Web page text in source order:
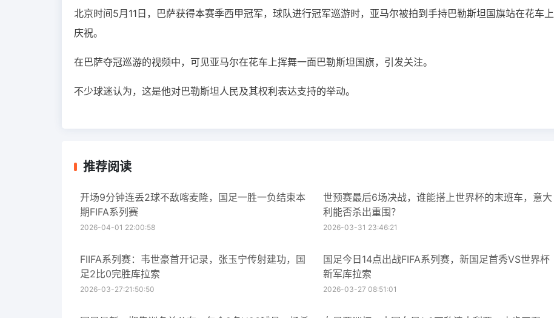
北京时间5月11日，巴萨获得本赛季西甲冠军，球队进行冠军巡游时，亚马尔被拍到手持巴勒斯坦国旗站在花车上
庆祝。
在巴萨夺冠巡游的视频中，可见亚马尔在花车上挥舞一面巴勒斯坦国旗，引发关注。
不少球迷认为，这是他对巴勒斯坦人民及其权利表达支持的举动。
推荐阅读
开场9分钟连丢2球不敌喀麦隆，国足一胜一负结束本
期FIFA系列赛
2026-04-01 22:00:58
世预赛最后6场决战，谁能搭上世界杯的末班车，意大
利能否杀出重围？
2026-03-31 23:46:21
FIIFA系列赛：韦世豪首开记录，张玉宁传射建功，国
足2比0完胜库拉索
2026-03-27:21:50:50
国足今日14点出战FIFA系列赛，新国足首秀VS世界杯
新军库拉索
2026-03-27 08:51:01